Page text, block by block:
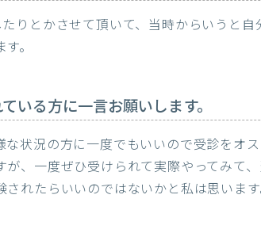
りとかさせて頂いて、当時からいうと自
。
いる方に一言お願いします。
状況の方に一度でもいいので受診をオ
、一度ぜひ受けられて実際やってみて
れたらいいのではないかと私は思います